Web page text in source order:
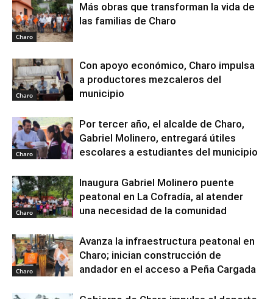
Charo
Más obras que transforman la vida de
las familias de Charo
Charo
Con apoyo económico, Charo impulsa
a productores mezcaleros del
municipio
Charo
Por tercer año, el alcalde de Charo,
Gabriel Molinero, entregará útiles
escolares a estudiantes del municipio
Charo
Inaugura Gabriel Molinero puente
peatonal en La Cofradía, al atender
una necesidad de la comunidad
Charo
Avanza la infraestructura peatonal en
Charo; inician construcción de
andador en el acceso a Peña Cargada